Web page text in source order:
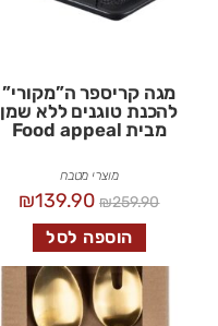
מגה קריספר ה”מקורי”
להכנת טוגנים ללא שמן
מבית Food appeal
מוצרי מטבח
₪259.90
₪139.90
הוספה לסל